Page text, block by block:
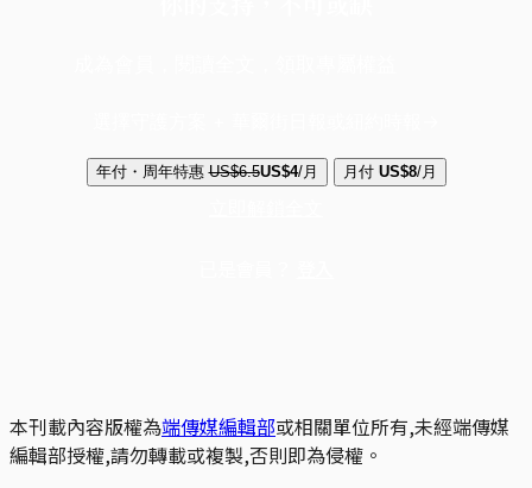
年付・周年特惠 US$6.5US$4/月 月付 US$8/月
本刊載內容版權為端傳媒編輯部或相關單位所有,未經端傳媒
編輯部授權,請勿轉載或複製,否則即為侵權。